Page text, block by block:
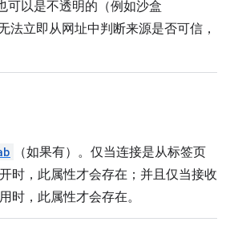
可以是不透明的（例如沙盒
法立即从网址中判断来源是否可信，
（如果有）。仅当连接是从标签页
时，此属性才会存在；并且仅当接收
时，此属性才会存在。